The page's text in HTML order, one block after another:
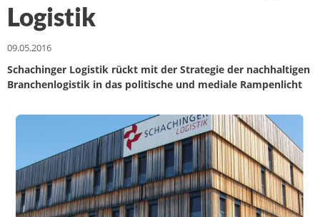
Logistik
09.05.2016
Schachinger Logistik rückt mit der Strategie der nachhaltigen
Branchenlogistik in das politische und mediale Rampenlicht